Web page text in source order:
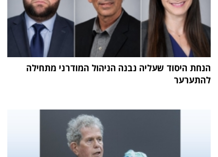
הנחת היסוד שעליה נבנה הניהול המודרני מתחילה
להתערער